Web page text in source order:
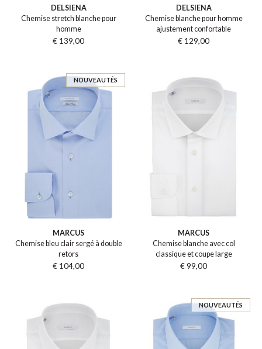
DELSIENA
Chemise stretch blanche pour
homme
€ 139,00
DELSIENA
Chemise blanche pour homme
ajustement confortable
€ 129,00
NOUVEAUTÉS
MARCUS
Chemise bleu clair sergé à double
retors
€ 104,00
MARCUS
Chemise blanche avec col
classique et coupe large
€ 99,00
NOUVEAUTÉS